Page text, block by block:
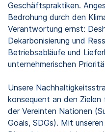
Geschäftspraktiken.
Bedrohung durch den
Verantwortung ernst:
Dekarbonisierung und
Betriebsabläufe und
unternehmerischen
Unsere
konsequent an den
der Vereinten Nationen
Goals, SDGs). Mit